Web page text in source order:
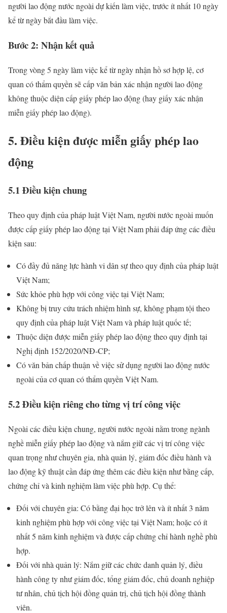
người lao động nước ngoài dự kiến làm việc, trước ít nhất 10 ngày
kể từ ngày bắt đầu làm việc.
Bước 2: Nhận kết quả
Trong vòng 5 ngày làm việc kể từ ngày nhận hồ sơ hợp lệ, cơ
quan có thẩm quyền sẽ cấp văn bản xác nhận người lao động
không thuộc diện cấp giấy phép lao động (hay giấy xác nhận
miễn giấy phép lao động).
5. Điều kiện được miễn giấy phép lao
động
5.1 Điều kiện chung
Theo quy định của pháp luật Việt Nam, người nước ngoài muốn
được cấp giấy phép lao động tại Việt Nam phải đáp ứng các điều
kiện sau:
Có đầy đủ năng lực hành vi dân sự theo quy định của pháp luật
Việt Nam;
Sức khỏe phù hợp với công việc tại Việt Nam;
Không bị truy cứu trách nhiệm hình sự, không phạm tội theo
quy định của pháp luật Việt Nam và pháp luật quốc tế;
Thuộc diện được miễn giấy phép lao động theo quy định tại
Nghị định 152/2020/NĐ-CP;
Có văn bản chấp thuận về việc sử dụng người lao động nước
ngoài của cơ quan có thẩm quyền Việt Nam.
5.2 Điều kiện riêng cho từng vị trí công việc
Ngoài các điều kiện chung, người nước ngoài nằm trong ngành
nghề miễn giấy phép lao động và nắm giữ các vị trí công việc
quan trọng như chuyên gia, nhà quản lý, giám đốc điều hành và
lao động kỹ thuật cần đáp ứng thêm các điều kiện như bằng cấp,
chứng chỉ và kinh nghiệm làm việc phù hợp. Cụ thể:
Đối với chuyên gia: Có bằng đại học trở lên và ít nhất 3 năm
kinh nghiệm phù hợp với công việc tại Việt Nam; hoặc có ít
nhất 5 năm kinh nghiệm và được cấp chứng chỉ hành nghề phù
hợp.
Đối với nhà quản lý: Nắm giữ các chức danh quản lý, điều
hành công ty như giám đốc, tổng giám đốc, chủ doanh nghiệp
tư nhân, chủ tịch hội đồng quản trị, chủ tịch hội đồng thành
viên.